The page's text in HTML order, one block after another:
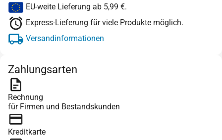
EU-weite Lieferung ab 5,99 €.
Express-Lieferung für viele Produkte möglich.
Versandinformationen
Zahlungsarten
Rechnung
für Firmen und Bestandskunden
Kreditkarte